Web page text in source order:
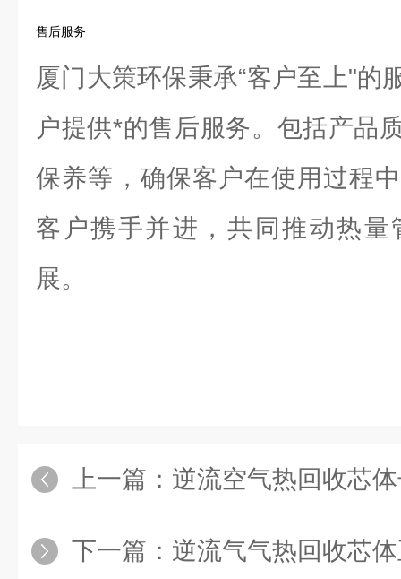
售后服务
厦门大策环保秉承“客户至上"的
户提供*的售后服务。包括产品
保养等，确保客户在使用过程
客户携手并进，共同推动热
展。
上一篇： 逆流空气热回收芯
下一篇： 逆流气气热回收芯